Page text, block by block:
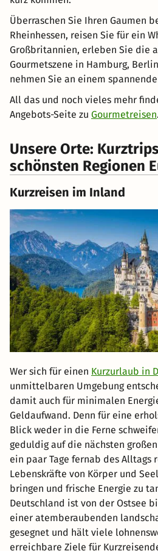
Überraschen Sie Ihren Gaumen
Rheinhessen, reisen Sie für ein
Großbritannien, erleben Sie die
Gourmetszene in Hamburg,
nehmen Sie an einem
All das und noch vieles mehr
Angebots-Seite zu Gourmetreisen.
Unsere Orte:
schönsten Regionen
Kurzreisen im Inland
Wer sich für einen Kurzurlaub in
unmittelbaren Umgebung
damit auch für minimalen
Geldaufwand. Denn für eine
Blick weder in die Ferne
geduldig auf die nächsten
ein paar Tage fernab des Alltags
Lebenskräfte von Körper und
bringen und frische Energie zu
Deutschland ist von der Ostsee
einer atemberaubenden
gesegnet und hält viele
erreichbare Ziele für